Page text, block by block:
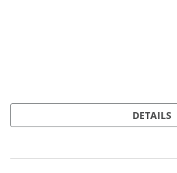
DETAILS